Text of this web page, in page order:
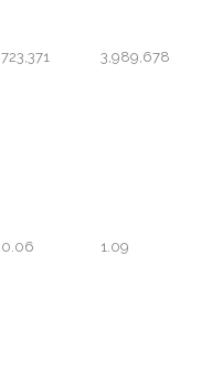
723,371 3,989,678
0.06 1.09